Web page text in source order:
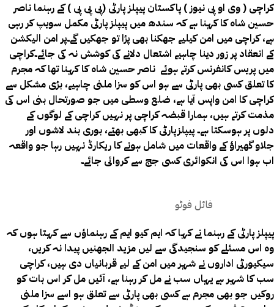
کراچی ( وی او پی نیوز ) پاکستان پیپلز پارٹی (پی پی پی ) کے رہنما ناصر
حسین شاہ کا کہنا ہے کہ سندھ میں پیپلز پارٹی مکمل سویپ کر رہی
ہے، کراچی میں امن کیلیے جھکنا بھی پڑا تو جھکیں گے۔پر امن الیکشن
کے انعقاد پر زور دینا چاہیے اشتعال دلانے کی کوشش نہ کی جائے۔کراچی
میں پریس کانفرنس کرتے ہوئے ناصر حسین شاہ کا کہنا تھا کہ مجرم
کا تعلق کسی بھی پارٹی سے ہو اس کو سزا ملنی چاہیے، بڑی مشکل سے
کراچی کا امن واپس آیا ہے، ضلع وسطی میں جو صورتحال بنی اس کی
مذمت کرتے ہیں، ہمارا قبضہ کراچی پر نہیں کراچی کے لوگوں کے
دلوں پر ہوسکتا ہے۔ پیپلزپارٹی کا کبھی بھتے، بوری بند لاشوں اور
جلاو گھیراؤ کے واقعات میں شامل ہونے کا ریکارڈ نہیں رہا جو واقعہ
اب ہوا اس کی انکوائری کسی جج سے کروائی جائے۔
فائل فوٹو
پیپلز پارٹی کے رہنما نے کہا کہ ایم کیو ایم کے رہنماؤں سے کہتا ہوں کہ
وہ اس مسئلے کو سنجیدگی سے لیں مزید الجھنیں پیدا نہ کریں،
سیکیورٹی اداروں نے شہر میں امن کے لیے قربانیاں دی ہیں، کراچی
سب کا شہر ہے یہاں سب نے مل کر رہنا ہے، آئیں مل کر اس بات کو
روکیں جو بھی مجرم ہے کسی بھی پارٹی سے تعلق ہو اسے سزا ملنی